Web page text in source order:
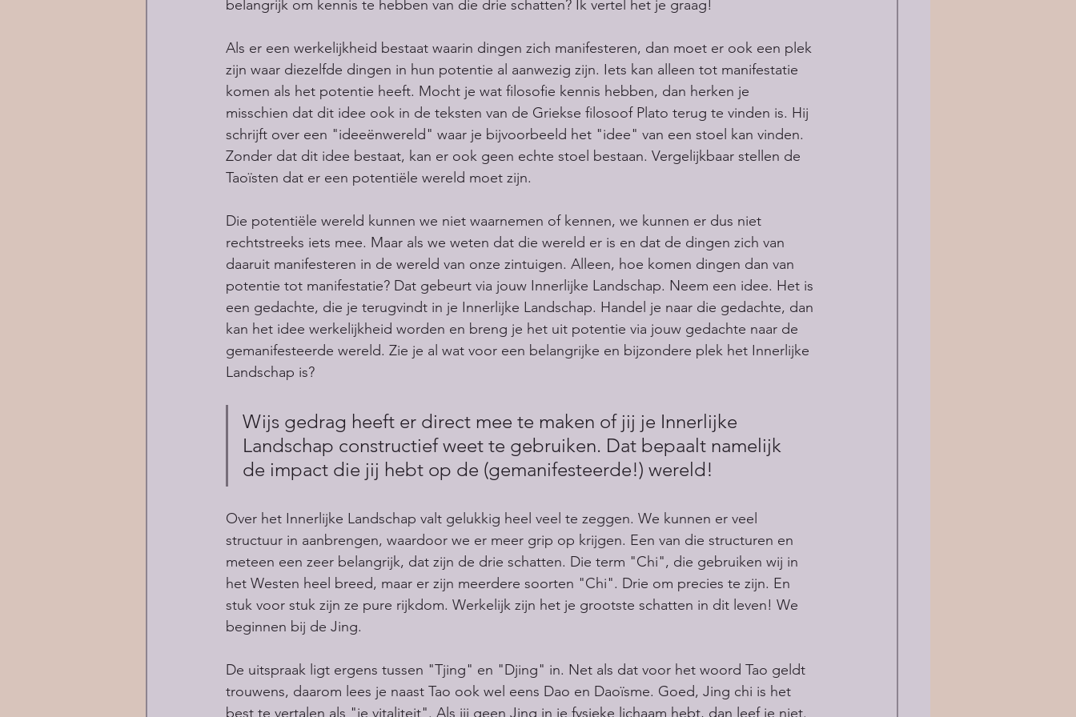
belangrijk om kennis te hebben van die drie schatten? Ik vertel het je graag!
Als er een werkelijkheid bestaat waarin dingen zich manifesteren, dan moet er ook een plek
zijn waar diezelfde dingen in hun potentie al aanwezig zijn. Iets kan alleen tot manifestatie
komen als het potentie heeft. Mocht je wat filosofie kennis hebben, dan herken je
misschien dat dit idee ook in de teksten van de Griekse filosoof Plato terug te vinden is. Hij
schrijft over een "ideeënwereld" waar je bijvoorbeeld het "idee" van een stoel kan vinden.
Zonder dat dit idee bestaat, kan er ook geen echte stoel bestaan. Vergelijkbaar stellen de
Taoïsten dat er een potentiële wereld moet zijn.
Die potentiële wereld kunnen we niet waarnemen of kennen, we kunnen er dus niet
rechtstreeks iets mee. Maar als we weten dat die wereld er is en dat de dingen zich van
daaruit manifesteren in de wereld van onze zintuigen. Alleen, hoe komen dingen dan van
potentie tot manifestatie? Dat gebeurt via jouw Innerlijke Landschap. Neem een idee. Het is
een gedachte, die je terugvindt in je Innerlijke Landschap. Handel je naar die gedachte, dan
kan het idee werkelijkheid worden en breng je het uit potentie via jouw gedachte naar de
gemanifesteerde wereld. Zie je al wat voor een belangrijke en bijzondere plek het Innerlijke
Landschap is?
Wijs gedrag heeft er direct mee te maken of jij je Innerlijke
Landschap constructief weet te gebruiken. Dat bepaalt namelijk
de impact die jij hebt op de (gemanifesteerde!) wereld!
Over het Innerlijke Landschap valt gelukkig heel veel te zeggen. We kunnen er veel
structuur in aanbrengen, waardoor we er meer grip op krijgen. Een van die structuren en
meteen een zeer belangrijk, dat zijn de drie schatten. Die term "Chi", die gebruiken wij in
het Westen heel breed, maar er zijn meerdere soorten "Chi". Drie om precies te zijn. En
stuk voor stuk zijn ze pure rijkdom. Werkelijk zijn het je grootste schatten in dit leven! We
beginnen bij de Jing.
De uitspraak ligt ergens tussen "Tjing" en "Djing" in. Net als dat voor het woord Tao geldt
trouwens, daarom lees je naast Tao ook wel eens Dao en Daoïsme. Goed, Jing chi is het
best te vertalen als "je vitaliteit". Als jij geen Jing in je fysieke lichaam hebt, dan leef je niet.